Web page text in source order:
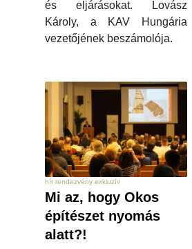
és eljárásokat. Lovász
Károly, a KAV Hungária
vezetőjének beszámolója.
hír rendezvény exkluzív
Mi az, hogy Okos
építészet nyomás
alatt?!